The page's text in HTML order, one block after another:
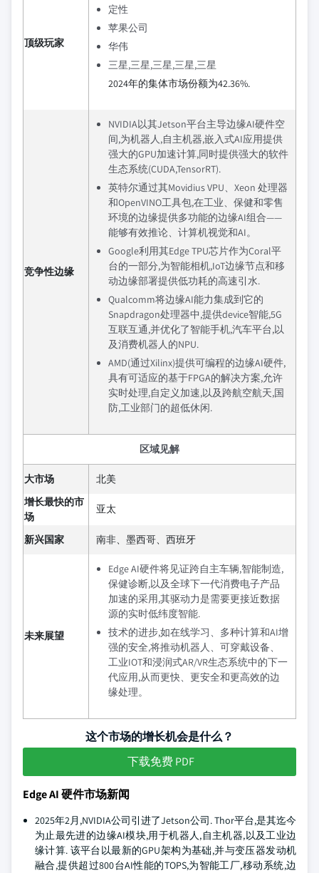
顶级玩家
定性
苹果公司
华伟
三星,三星,三星,三星,三星
2024年的集体市场份额为42.36%.
竞争性边缘
NVIDIA以其Jetson平台主导边缘AI硬件空
间,为机器人,自主机器,嵌入式AI应用提供
强大的GPU加速计算,同时提供强大的软件
生态系统(CUDA,TensorRT).
英特尔通过其Movidius VPU、Xeon 处理器
和OpenVINO工具包,在工业、保健和零售
环境的边缘提供多功能的边缘AI组合——
能够有效推论、计算机视觉和AI。
Google利用其Edge TPU芯片作为Coral平
台的一部分,为智能相机,IoT边缘节点和移
动边缘部署提供低功耗的高速引水.
Qualcomm将边缘AI能力集成到它的
Snapdragon处理器中,提供device智能,5G
互联互通,并优化了智能手机,汽车平台,以
及消费机器人的NPU.
AMD(通过Xilinx)提供可编程的边缘AI硬件,
具有可适应的基于FPGA的解决方案,允许
实时处理,自定义加速,以及跨航空航天,国
防,工业部门的超低休闲.
区域见解
大市场
北美
增长最快的市
场
亚太
新兴国家 南非、墨西哥、西班牙
未来展望
Edge AI硬件将见证跨自主车辆,智能制造,
保健诊断,以及全球下一代消费电子产品
加速的采用,其驱动力是需要更接近数据
源的实时低纬度智能.
技术的进步,如在线学习、多种计算和AI增
强的安全,将推动机器人、可穿戴设备、
工业IOT和浸润式AR/VR生态系统中的下一
代应用,从而更快、更安全和更高效的边
缘处理。
这个市场的增长机会是什么？
下载免费 PDF
Edge AI 硬件市场新闻
2025年2月,NVIDIA公司引进了Jetson公司. Thor平台,是其迄今
为止最先进的边缘AI模块,用于机器人,自主机器,以及工业边
缘计算. 该平台以最新的GPU架构为基础,并与变压器发动机
融合,提供超过800台AI性能的TOPS,为智能工厂,移动系统,边